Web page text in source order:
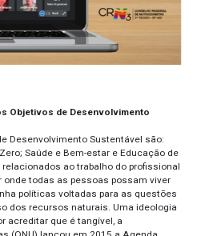
Objetivos de Desenvolvimento
Desenvolvimento Sustentável são:
Saúde e Bem-estar e Educação de
ao trabalho do profissional
todas as pessoas possam viver
políticas voltadas para as questões
dos recursos naturais. Uma ideologia
acreditar que é tangível, a